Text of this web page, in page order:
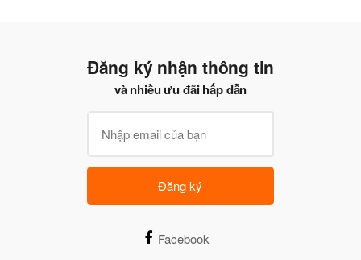
Đăng ký nhận thông tin
và nhiều ưu đãi hấp dẫn
Đăng ký
Facebook